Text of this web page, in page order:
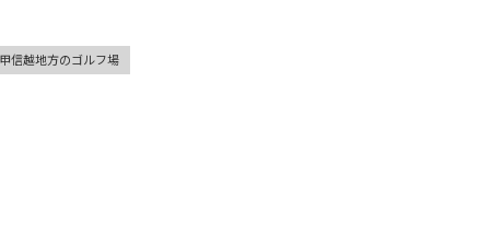
甲信越地方のゴルフ場